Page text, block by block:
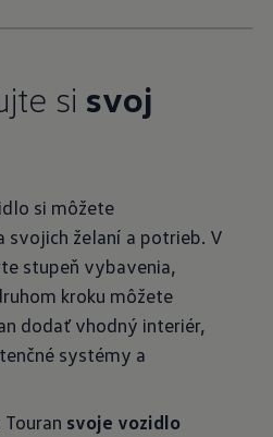
si svoj
si môžete
želaní a potrieb. V
stupeň vybavenia,
kroku môžete
dodať vhodný interiér,
systémy a
svoje vozidlo